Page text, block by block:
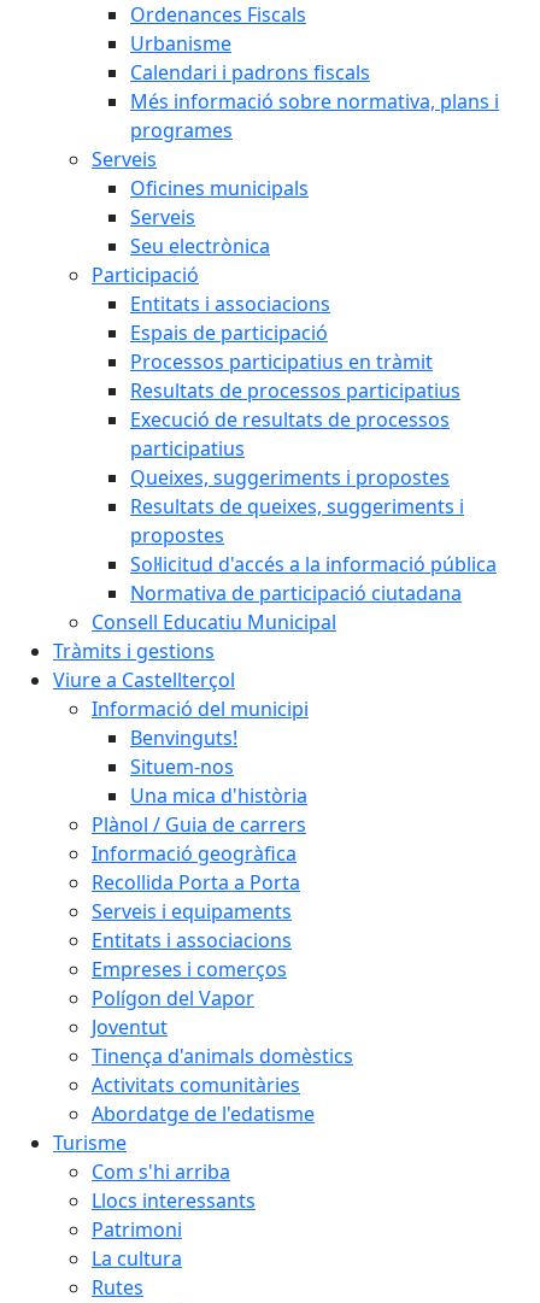
Ordenances Fiscals
Urbanisme
Calendari i padrons fiscals
Més informació sobre normativa, plans i
programes
Serveis
Oficines municipals
Serveis
Seu electrònica
Participació
Entitats i associacions
Espais de participació
Processos participatius en tràmit
Resultats de processos participatius
Execució de resultats de processos
participatius
Queixes, suggeriments i propostes
Resultats de queixes, suggeriments i
propostes
Sol·licitud d'accés a la informació pública
Normativa de participació ciutadana
Consell Educatiu Municipal
Tràmits i gestions
Viure a Castellterçol
Informació del municipi
Benvinguts!
Situem-nos
Una mica d'història
Plànol / Guia de carrers
Informació geogràfica
Recollida Porta a Porta
Serveis i equipaments
Entitats i associacions
Empreses i comerços
Polígon del Vapor
Joventut
Tinença d'animals domèstics
Activitats comunitàries
Abordatge de l'edatisme
Turisme
Com s'hi arriba
Llocs interessants
Patrimoni
La cultura
Rutes